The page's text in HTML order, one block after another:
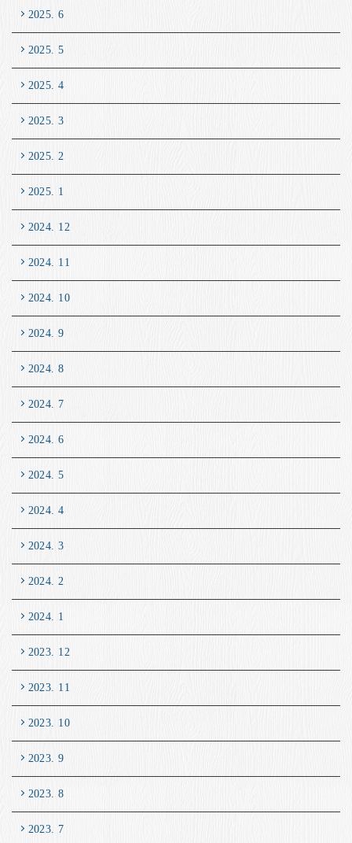
2025. 6
2025. 5
2025. 4
2025. 3
2025. 2
2025. 1
2024. 12
2024. 11
2024. 10
2024. 9
2024. 8
2024. 7
2024. 6
2024. 5
2024. 4
2024. 3
2024. 2
2024. 1
2023. 12
2023. 11
2023. 10
2023. 9
2023. 8
2023. 7